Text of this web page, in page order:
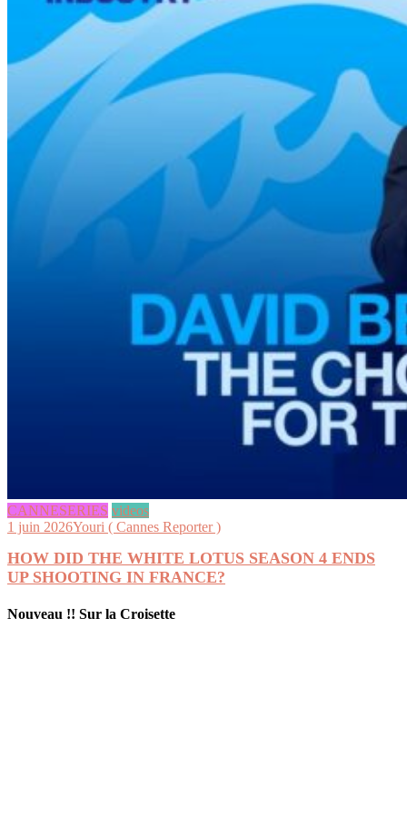
CANNESERIES videos
1 juin 2026Youri ( Cannes Reporter )
HOW DID THE WHITE LOTUS SEASON 4 ENDS
UP SHOOTING IN FRANCE?
Nouveau !! Sur la Croisette